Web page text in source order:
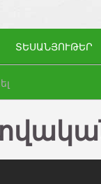
ՏԵՍԱՆՅՈՒԹԵՐ